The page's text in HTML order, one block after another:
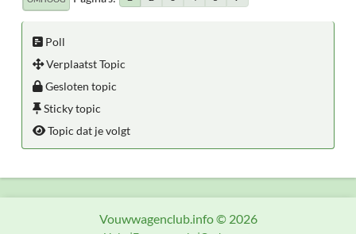
Poll
Verplaatst Topic
Gesloten topic
Sticky topic
Topic dat je volgt
Vouwwagenclub.info © 2026